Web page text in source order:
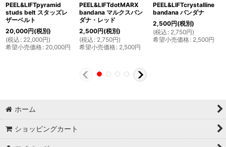
PEEL&LIFTpyramid
studs belt スタッズレ
ザーベルト
20,000円(税別)
(税込 : 22,000円)
希望小売価格: 20,000円
PEEL&LIFTdotMARX
bandana マルクスバン
ダナ・レッド
2,500円(税別)
(税込 : 2,750円)
希望小売価格: 2,500円
PEEL&LIFTcrystalline
bandana バンダナ
2,500円(税別)
(税込 : 2,750円)
希望小売価格: 2,500円
ホーム
ショッピングカート